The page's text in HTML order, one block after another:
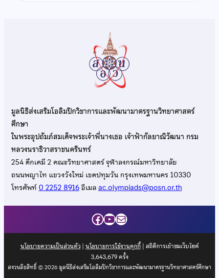
มูลนิธิส่งเสริมโอลิมปิกวิชาการและพัฒนามาตรฐานวิทยาศาสตร์
ศึกษา
ในพระอุปถัมภ์สมเด็จพระเจ้าพี่นางเธอ เจ้าฟ้ากัลยาณิวัฒนา กรม
หลวงนราธิวาสราชนครินทร์
254 ตึกเคมี 2 คณะวิทยาศาสตร์ จุฬาลงกรณ์มหาวิทยาลัย
ถนนพญาไท แขวงวังใหม่ เขตปทุมวัน กรุงเทพมหานคร 10330
โทรศัพท์0 2252 8916อีเมลac.olympiads@posn.or.th
Facebook
YouTube
Mail
นโยบายความเป็นส่วนตัว| นโยบายการใช้งานคุกกี้| สถิติการเข้าชมเว็บไซต์
3,643,679ครั้ง
สงวนลิขสิทธิ์ © 2026 มูลนิธิส่งเสริมโอลิมปิกวิชาการและพัฒนามาตรฐานวิทยาศาสตร์ศึกษา